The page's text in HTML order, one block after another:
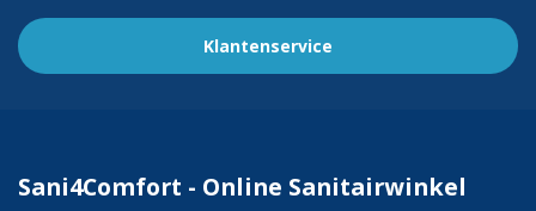
Klantenservice
Sani4Comfort - Online Sanitairwinkel